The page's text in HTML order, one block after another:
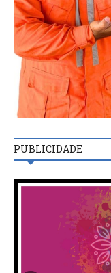
PUBLICIDADE